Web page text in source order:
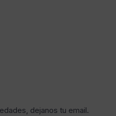
dejanos tu email.